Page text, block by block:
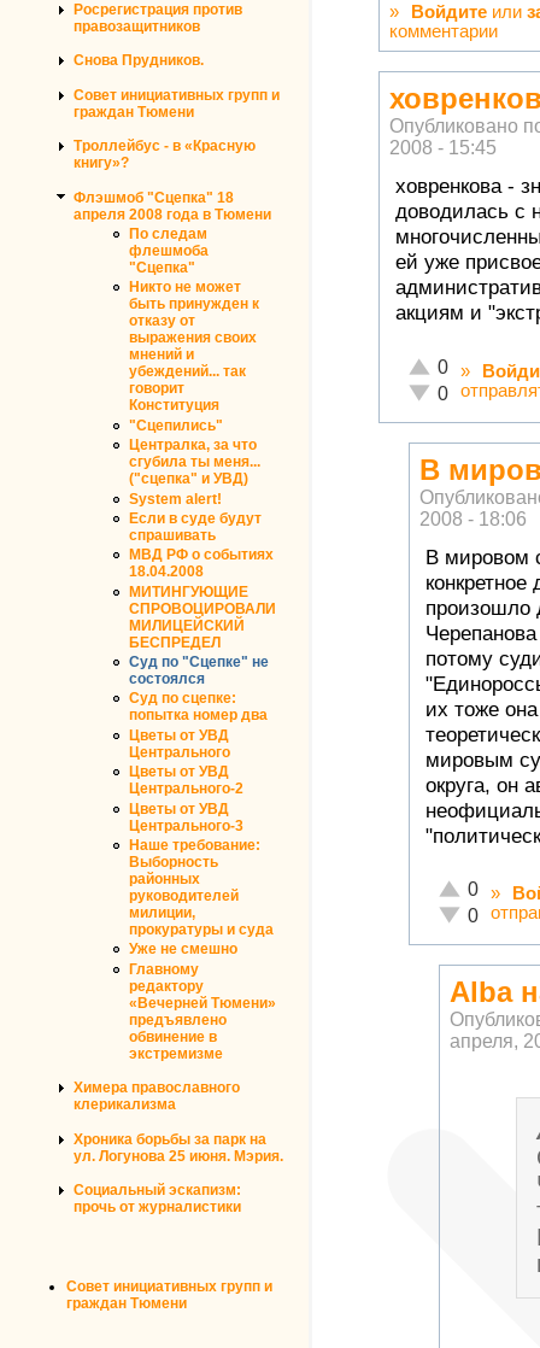
Росрегистрация против
правозащитников
Снова Прудников.
Совет инициативных групп и
граждан Тюмени
Троллейбус - в «Красную
книгу»?
Флэшмоб "Сцепка" 18
апреля 2008 года в Тюмени
По следам
флешмоба
"Сцепка"
Никто не может
быть принужден к
отказу от
выражения своих
мнений и
убеждений... так
говорит
Конституция
"Сцепились"
Централка, за что
сгубила ты меня...
("сцепка" и УВД)
System alert!
Если в суде будут
спрашивать
МВД РФ о событиях
18.04.2008
МИТИНГУЮЩИЕ
СПРОВОЦИРОВАЛИ
МИЛИЦЕЙСКИЙ
БЕСПРЕДЕЛ
Суд по "Сцепке" не
состоялся
Суд по сцепке:
попытка номер два
Цветы от УВД
Центрального
Цветы от УВД
Центрального-2
Цветы от УВД
Центрального-3
Наше требование:
Выборность
районных
руководителей
милиции,
прокуратуры и суда
Уже не смешно
Главному
редактору
«Вечерней Тюмени»
предъявлено
обвинение в
экстремизме
Химера православного
клерикализма
Хроника борьбы за парк на
ул. Логунова 25 июня. Мэрия.
Социальный эскапизм:
прочь от журналистики
Совет инициативных групп и
граждан Тюмени
» Войдите или
комментарии
Опубликовано
2008 - 15:45
ховренкова -
доводилась с
ей уже
акциям и
Отлично!
0
Неадекватно!
0
»
В
2008 - 18:06
В мировом
конкретное
произошло
потому
их тоже
мировым
округа, он
Отлично!
0
0
»
Alba
апреля,